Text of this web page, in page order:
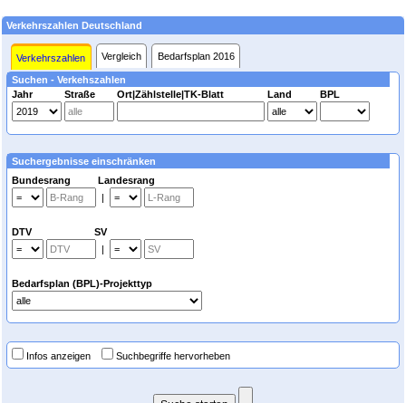
Verkehrszahlen Deutschland
Verkehrszahlen Vergleich Bedarfsplan 2016
Suchen - Verkehszahlen
Jahr
Straße Ort|Zählstelle|TK-Blatt Land BPL
Suchergebnisse einschränken
Bundesrang Landesrang
|
DTV SV
|
Bedarfsplan (BPL)-Projekttyp
Infos anzeigen Suchbegriffe hervorheben